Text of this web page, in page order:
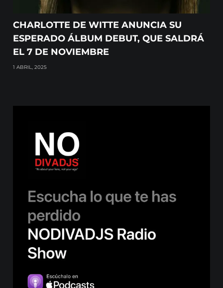
CHARLOTTE DE WITTE ANUNCIA SU
ESPERADO ÁLBUM DEBUT, QUE SALDRÁ
EL 7 DE NOVIEMBRE
1 ABRIL, 2025